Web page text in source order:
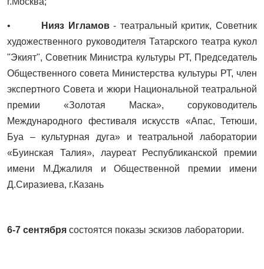
• Нияз Игламов- театральный критик, Советник
художественного руководителя Татарского театра кукол
"Экият", Советник Министра культуры РТ, Председатель
Общественного совета Министерства культуры РТ, член
экспертного Совета и жюри Национальной театральной
премии «Золотая Маска», соруководитель
Международного фестиваля искусств «Апас, Тетюши,
Буа – культурная дуга» и театральной лаборатории
«Буинская Талия», лауреат Республиканской премии
имени М.Джалиля и Общественной премии имени
Д.Сиразиева, г.Казань
6-7 сентября состоятся показы эскизов лаборатории.